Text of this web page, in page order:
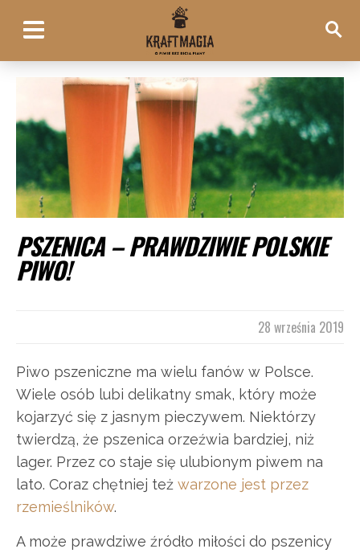
PSZENICA – PRAWDZIWIE POLSKIE
PIWO!
28 września 2019
Piwo pszeniczne ma wielu fanów w Polsce.
Wiele osób lubi delikatny smak, który może
kojarzyć się z jasnym pieczywem. Niektórzy
twierdzą, że pszenica orzeźwia bardziej, niż
lager. Przez co staje się ulubionym piwem na
lato. Coraz chętniej też warzone jest przez
rzemieślników.
A może prawdziwe źródło miłości do pszenicy